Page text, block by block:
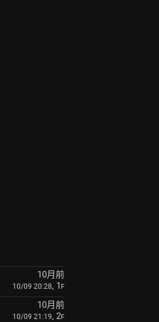
10月前
10/09 20:28, 1 F
10月前
10/09 21:19, 2F